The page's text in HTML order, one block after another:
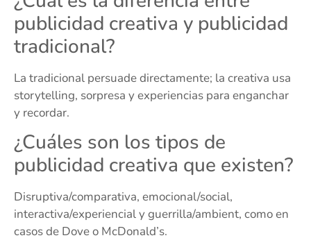
publicidad creativa y publicidad
tradicional?
La tradicional persuade directamente; la creativa usa
storytelling, sorpresa y experiencias para enganchar
y recordar.
¿Cuáles son los tipos de
publicidad creativa que existen?
Disruptiva/comparativa, emocional/social,
interactiva/experiencial y guerrilla/ambient, como en
casos de Dove o McDonald’s.